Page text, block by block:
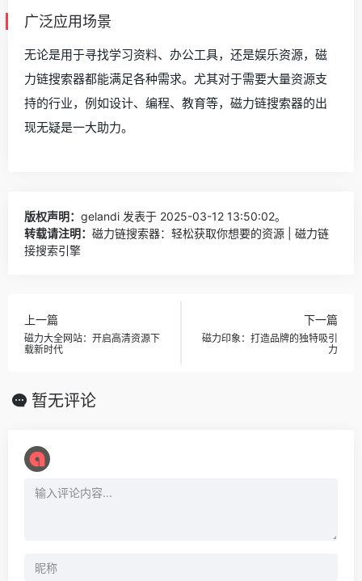
广泛应用场景
无论是用于寻找学习资料、办公工具，还是娱乐资源，磁
力链搜索器都能满足各种需求。尤其对于需要大量资源支
持的行业，例如设计、编程、教育等，磁力链搜索器的出
现无疑是一大助力。
版权声明： gelandi 发表于 2025-03-12 13:50:02。
转载请注明： 磁力链搜索器：轻松获取你想要的资源 | 磁力链
接搜索引擎
上一篇
磁力大全网站：开启高清资源下
载新时代
下一篇
磁力印象：打造品牌的独特吸引
力
暂无评论